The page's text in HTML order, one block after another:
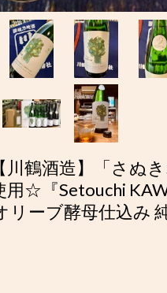
川鶴酒造】「さぬ
用☆『Setouchi
リーブ酵母仕込み